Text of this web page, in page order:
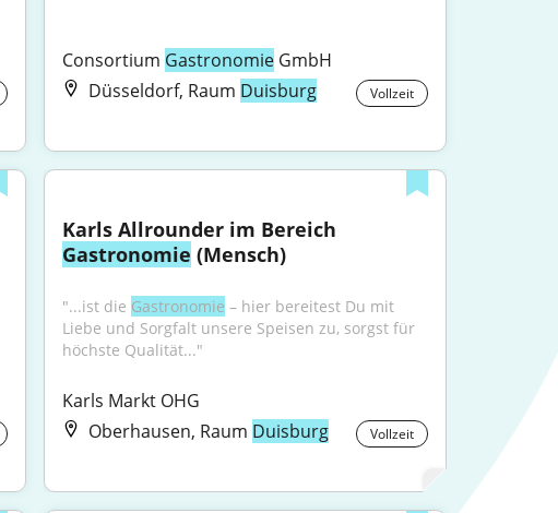
Consortium Gastronomie GmbH
Düsseldorf, Raum Duisburg Vollzeit
Gastronomie (Mensch)
"...ist die Gastronomie – hier bereitest Du mit
Liebe und Sorgfalt unsere Speisen zu, sorgst für
höchste Qualität..."
Karls Markt OHG
Oberhausen, Raum Duisburg Vollzeit